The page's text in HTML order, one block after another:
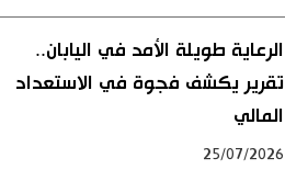
الرعاية طويلة الأمد في اليابان..
تقرير يكشف فجوة في الاستعداد
المالي
25/07/2026